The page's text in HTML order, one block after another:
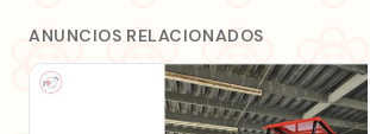
ANUNCIOS RELACIONADOS